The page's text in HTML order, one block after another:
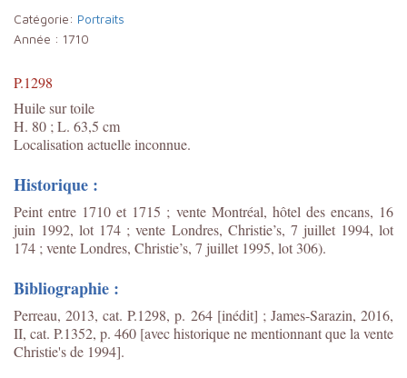
Catégorie: Portraits
Année : 1710
P.1298
Huile sur toile
H. 80 ; L. 63,5 cm
Localisation actuelle inconnue.
Historique :
Peint entre 1710 et 1715 ; vente Montréal, hôtel des encans, 16
juin 1992, lot 174 ; vente Londres, Christie’s, 7 juillet 1994, lot
174 ; vente Londres, Christie’s, 7 juillet 1995, lot 306).
Bibliographie :
Perreau, 2013, cat. P.1298, p. 264 [inédit] ; James-Sarazin, 2016,
II, cat. P.1352, p. 460 [avec historique ne mentionnant que la vente
Christie's de 1994].